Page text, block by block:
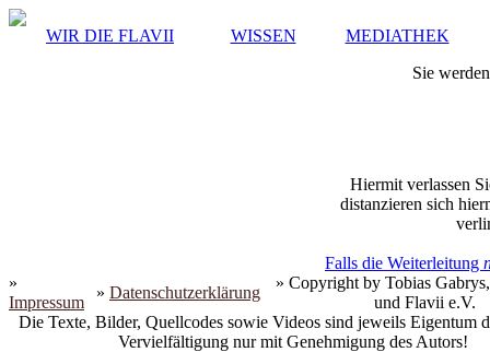
WIR DIE FLAVII WISSEN
MEDIATHEK
Sie
Hiermit verlassen
distanzieren sich
Falls die Weiterleitung
»
Impressum
» Datenschutzerklärung
» Copyright by Tobias
und Flavii e.V.
Die Texte, Bilder, Quellcodes sowie Videos sind jeweils Eigentum
Vervielfältigung nur mit Genehmigung des Autors!